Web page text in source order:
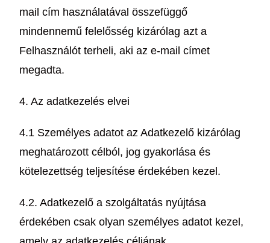
mail cím használatával összefüggő
mindennemű felelősség kizárólag azt a
Felhasználót terheli, aki az e-mail címet
megadta.
4. Az adatkezelés elvei
4.1 Személyes adatot az Adatkezelő kizárólag
meghatározott célból, jog gyakorlása és
kötelezettség teljesítése érdekében kezel.
4.2. Adatkezelő a szolgáltatás nyújtása
érdekében csak olyan személyes adatot kezel,